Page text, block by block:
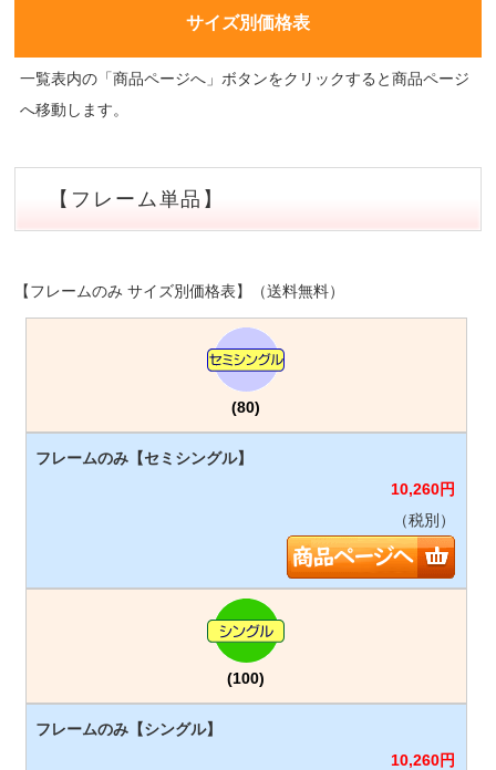
サイズ別価格表
一覧表内の「商品ページへ」ボタンをクリックすると商品ページ
へ移動します。
【フレーム単品】
【フレームのみ サイズ別価格表】（送料無料）
(80)
10,260円
（税別）
(100)
10,260円